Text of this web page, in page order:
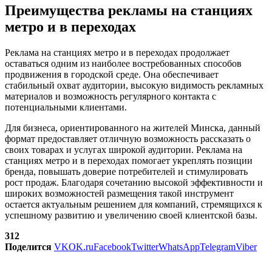
Преимущества рекламы на станциях
метро и в переходах
Реклама на станциях метро и в переходах продолжает
оставаться одним из наиболее востребованных способов
продвижения в городской среде. Она обеспечивает
стабильный охват аудитории, высокую видимость рекламных
материалов и возможность регулярного контакта с
потенциальными клиентами.
Для бизнеса, ориентированного на жителей Минска, данный
формат предоставляет отличную возможность рассказать о
своих товарах и услугах широкой аудитории. Реклама на
станциях метро и в переходах помогает укреплять позиции
бренда, повышать доверие потребителей и стимулировать
рост продаж. Благодаря сочетанию высокой эффективности и
широких возможностей размещения такой инструмент
остается актуальным решением для компаний, стремящихся к
успешному развитию и увеличению своей клиентской базы.
312
Поделится VKOK.ruFacebookTwitterWhatsAppTelegramViber